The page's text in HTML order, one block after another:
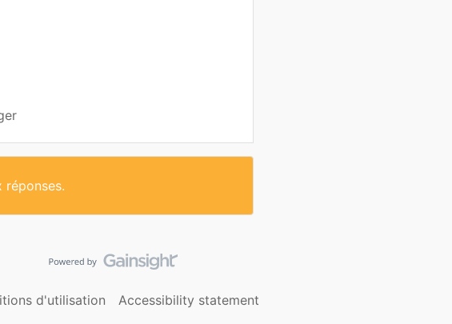
réponses.
d'utilisation Accessibility statement